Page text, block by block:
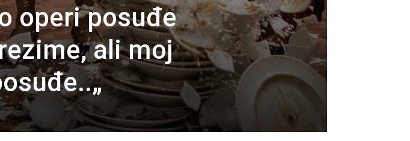
operi posuđe
ali moj